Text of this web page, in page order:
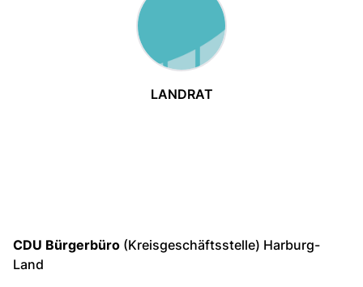
LANDRAT
CDU Bürgerbüro (Kreisgeschäftsstelle) Harburg-
Land